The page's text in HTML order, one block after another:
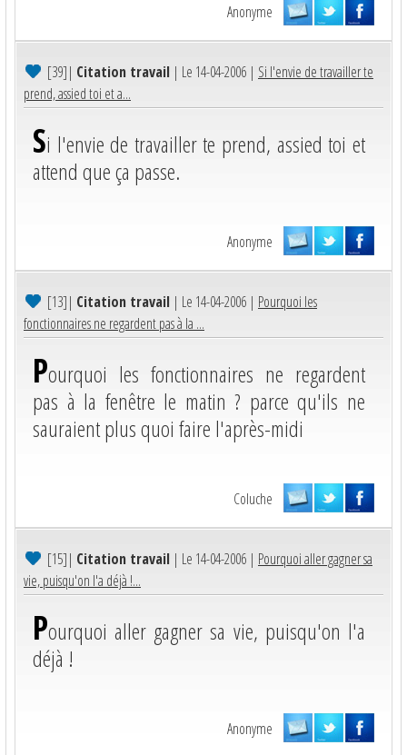
Anonyme
[39]| Citation travail | Le 14-04-2006 | Si l'envie de travailler te
prend, assied toi et a...
Si l'envie de travailler te prend, assied toi et
attend que ça passe.
Anonyme
[13]| Citation travail | Le 14-04-2006 | Pourquoi les
fonctionnaires ne regardent pas à la ...
Pourquoi les fonctionnaires ne regardent
pas à la fenêtre le matin ? parce qu'ils ne
sauraient plus quoi faire l'après-midi
Coluche
[15]| Citation travail | Le 14-04-2006 | Pourquoi aller gagner sa
vie, puisqu'on l'a déjà !...
Pourquoi aller gagner sa vie, puisqu'on l'a
déjà !
Anonyme